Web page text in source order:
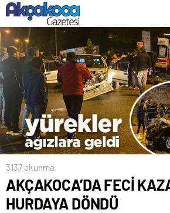
3137 okunma
AKÇAKOCA’DA FECİ
HURDAYA DÖNDÜ